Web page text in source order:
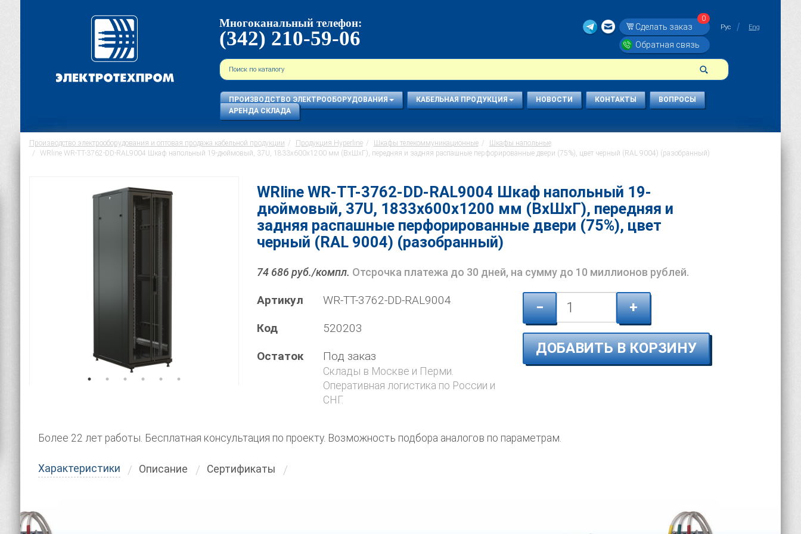
Многоканальный телефон:
(342) 210-59-06 Сделать заказ
0
Обратная связь
Рус Eng
ПРОИЗВОДСТВО ЭЛЕКТРООБОРУДОВАНИЯ КАБЕЛЬНАЯ ПРОДУКЦИЯ НОВОСТИ КОНТАКТЫ
ВОПРОСЫ
АРЕНДА СКЛАДА
Производство электрооборудования и оптовая продажа кабельной продукции Продукция Hyperline Шкафы телекоммуникационные
Шкафы напольные
WRline WR-TT-3762-DD-RAL9004 Шкаф напольный 19-дюймовый, 37U, 1833x600х1200 мм (ВхШхГ), передняя и задняя распашные перфорированные двери (75%), цвет черный (RAL 9004) (разобранный)
WRline WR-TT-3762-DD-RAL9004 Шкаф напольный 19-
дюймовый, 37U, 1833x600х1200 мм (ВхШхГ), передняя и
задняя распашные перфорированные двери (75%), цвет
черный (RAL 9004) (разобранный)
74 686 руб./компл. Отсрочка платежа до 30 дней, на сумму до 10 миллионов рублей.
Артикул WR-TT-3762-DD-RAL9004
Код 520203
Остаток Под заказ
Склады в Москве и Перми.
Оперативная логистика по России и
СНГ.
− +
ДОБАВИТЬ В КОРЗИНУ
Более 22 лет работы. Бесплатная консультация по проекту. Возможность подбора аналогов по параметрам.
Характеристики Описание Сертификаты